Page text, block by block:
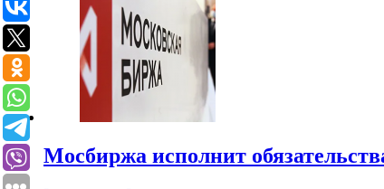
Мосбиржа исполнит